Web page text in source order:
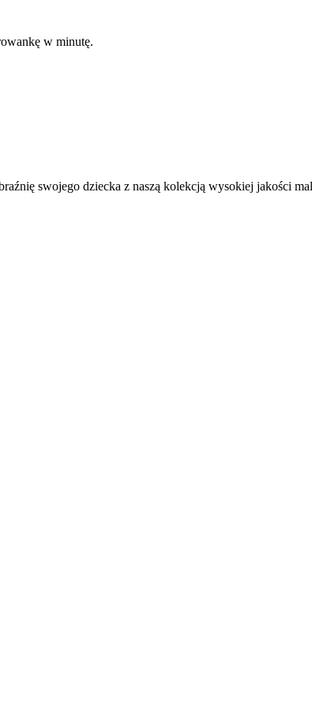
w minutę.
swojego dziecka z naszą kolekcją wysokiej jakości